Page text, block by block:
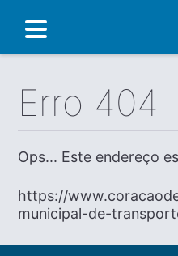
Erro 404
Ops... Este endereço
https://
municipal-de-